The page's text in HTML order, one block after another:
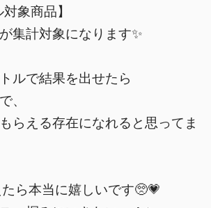
象商品】
集計対象になります✨
ルで結果を出せたら
、
らえる存在になれると思ってま
ら本当に嬉しいです🥺💗